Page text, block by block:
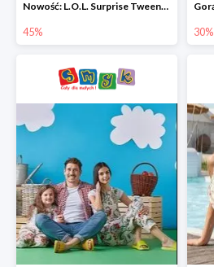
Nowość: L.O.L. Surprise Tweens Doll w Smyku do -45%
45% 30%